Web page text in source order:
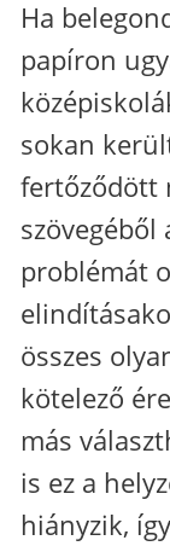
Ha
papíron
sokan
fertőződött
problémát
összes
kötelező
más
is ez a
hiányzik,